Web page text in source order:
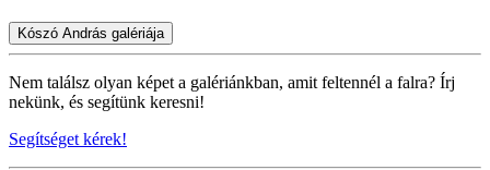
Kószó András galériája
Nem találsz olyan képet a galériánkban, amit feltennél a falra? Írj
nekünk, és segítünk keresni!
Segítséget kérek!